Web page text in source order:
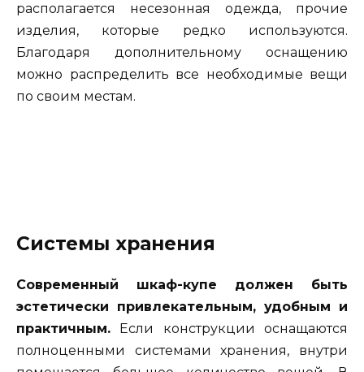
располагается несезонная одежда, прочие
изделия, которые редко используются.
Благодаря дополнительному оснащению
можно распределить все необходимые вещи
по своим местам.
Системы хранения
Современный шкаф-купе должен быть
эстетически привлекательным, удобным и
практичным. Если конструкции оснащаются
полноценными системами хранения, внутри